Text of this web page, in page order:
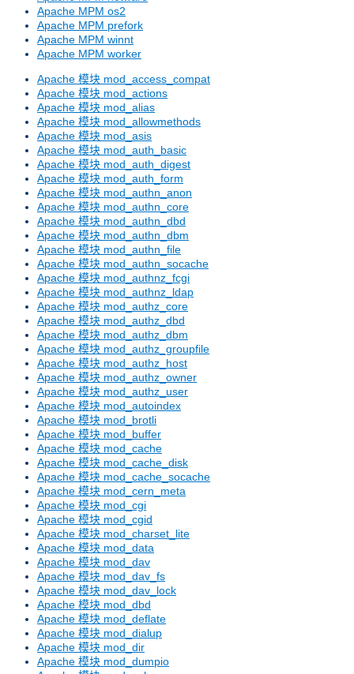
Apache MPM os2
Apache MPM prefork
Apache MPM winnt
Apache MPM worker
Apache 模块 mod_access_compat
Apache 模块 mod_actions
Apache 模块 mod_alias
Apache 模块 mod_allowmethods
Apache 模块 mod_asis
Apache 模块 mod_auth_basic
Apache 模块 mod_auth_digest
Apache 模块 mod_auth_form
Apache 模块 mod_authn_anon
Apache 模块 mod_authn_core
Apache 模块 mod_authn_dbd
Apache 模块 mod_authn_dbm
Apache 模块 mod_authn_file
Apache 模块 mod_authn_socache
Apache 模块 mod_authnz_fcgi
Apache 模块 mod_authnz_ldap
Apache 模块 mod_authz_core
Apache 模块 mod_authz_dbd
Apache 模块 mod_authz_dbm
Apache 模块 mod_authz_groupfile
Apache 模块 mod_authz_host
Apache 模块 mod_authz_owner
Apache 模块 mod_authz_user
Apache 模块 mod_autoindex
Apache 模块 mod_brotli
Apache 模块 mod_buffer
Apache 模块 mod_cache
Apache 模块 mod_cache_disk
Apache 模块 mod_cache_socache
Apache 模块 mod_cern_meta
Apache 模块 mod_cgi
Apache 模块 mod_cgid
Apache 模块 mod_charset_lite
Apache 模块 mod_data
Apache 模块 mod_dav
Apache 模块 mod_dav_fs
Apache 模块 mod_dav_lock
Apache 模块 mod_dbd
Apache 模块 mod_deflate
Apache 模块 mod_dialup
Apache 模块 mod_dir
Apache 模块 mod_dumpio